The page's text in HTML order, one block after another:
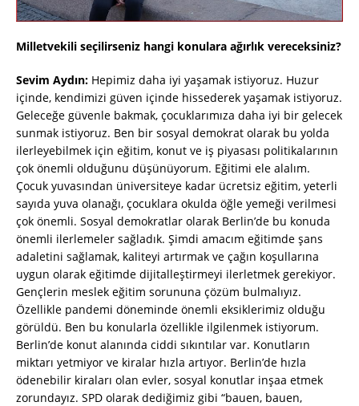
Milletvekili seçilirseniz hangi konulara ağırlık vereceksiniz?
Sevim Aydın: Hepimiz daha iyi yaşamak istiyoruz. Huzur
içinde, kendimizi güven içinde hissederek yaşamak istiyoruz.
Geleceğe güvenle bakmak, çocuklarımıza daha iyi bir gelecek
sunmak istiyoruz. Ben bir sosyal demokrat olarak bu yolda
ilerleyebilmek için eğitim, konut ve iş piyasası politikalarının
çok önemli olduğunu düşünüyorum. Eğitimi ele alalım.
Çocuk yuvasından üniversiteye kadar ücretsiz eğitim, yeterli
sayıda yuva olanağı, çocuklara okulda öğle yemeği verilmesi
çok önemli. Sosyal demokratlar olarak Berlin’de bu konuda
önemli ilerlemeler sağladık. Şimdi amacım eğitimde şans
adaletini sağlamak, kaliteyi artırmak ve çağın koşullarına
uygun olarak eğitimde dijitalleştirmeyi ilerletmek gerekiyor.
Gençlerin meslek eğitim sorununa çözüm bulmalıyız.
Özellikle pandemi döneminde önemli eksiklerimiz olduğu
görüldü. Ben bu konularla özellikle ilgilenmek istiyorum.
Berlin’de konut alanında ciddi sıkıntılar var. Konutların
miktarı yetmiyor ve kiralar hızla artıyor. Berlin’de hızla
ödenebilir kiraları olan evler, sosyal konutlar inşaa etmek
zorundayız. SPD olarak dediğimiz gibi “bauen, bauen,